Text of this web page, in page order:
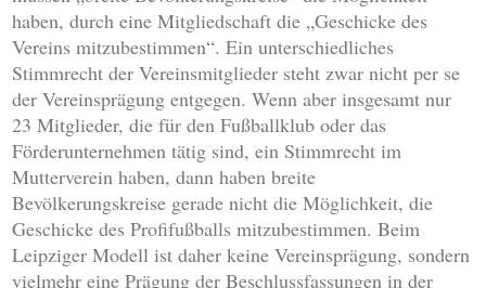
haben, durch eine Mitgliedschaft die „Geschicke des
Vereins mitzubestimmen“. Ein unterschiedliches
Stimmrecht der Vereinsmitglieder steht zwar nicht per se
der Vereinsprägung entgegen. Wenn aber insgesamt nur
23 Mitglieder, die für den Fußballklub oder das
Förderunternehmen tätig sind, ein Stimmrecht im
Mutterverein haben, dann haben breite
Bevölkerungskreise gerade nicht die Möglichkeit, die
Geschicke des Profifußballs mitzubestimmen. Beim
Leipziger Modell ist daher keine Vereinsprägung, sondern
vielmehr eine Prägung der Beschlussfassungen in der